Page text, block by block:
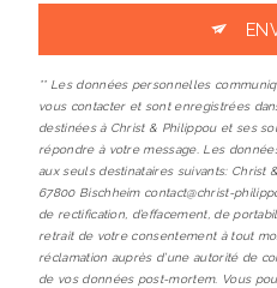
** Les données personnelles
vous contacter et sont enregistrées
destinées à Christ & Philippou et ses
répondre à votre message. Les
aux seuls destinataires suivants: Christ
67800 Bischheim contact@christ-
de rectification, d’effacement, de
retrait de votre consentement à tout
réclamation auprès d’une autorité de
de vos données post-mortem. Vous